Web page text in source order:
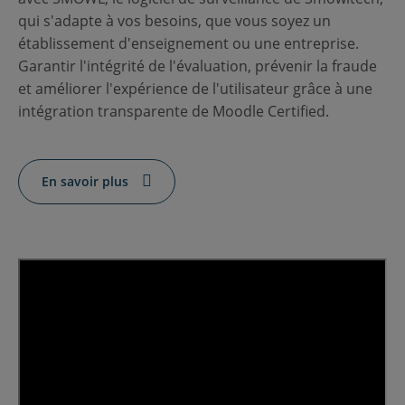
Ressources
FR
Soumettre un appel d'offres
Obtenir Moodle
Connexion
qui s'adapte à vos besoins, que vous soyez un
établissement d'enseignement ou une entreprise.
Garantir l'intégrité de l'évaluation, prévenir la fraude
et améliorer l'expérience de l'utilisateur grâce à une
intégration transparente de Moodle Certified.
En savoir plus